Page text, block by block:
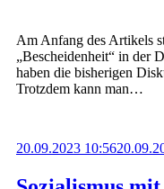
Am Anfang des Artikels
„Bescheidenheit“ in der
haben die bisherigen
Trotzdem kann man…
20.09.2023 10:56